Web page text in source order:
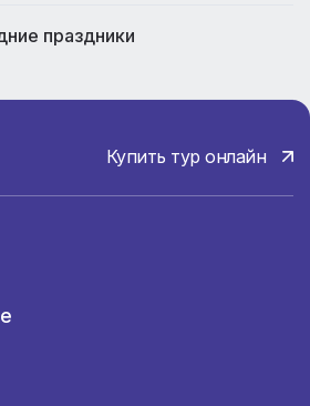
праздники
Купить тур онлайн